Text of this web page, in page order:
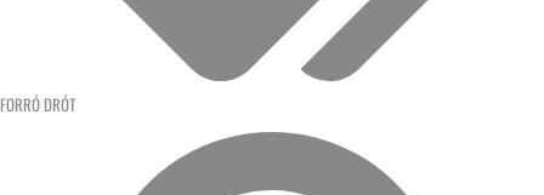
FORRÓ DRÓT